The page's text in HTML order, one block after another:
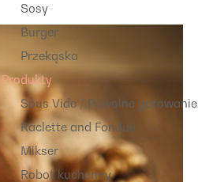
Sosy
Burger
Przekąska
Produkty
Sous Vide / Powolne gotowanie
Raclette and Fondue
Mikser
Robot kuchenny